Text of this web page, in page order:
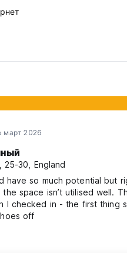
март 2026
25-30, England
have so much potential but
the space isn’t utilised well.
I checked in - the first thing
off